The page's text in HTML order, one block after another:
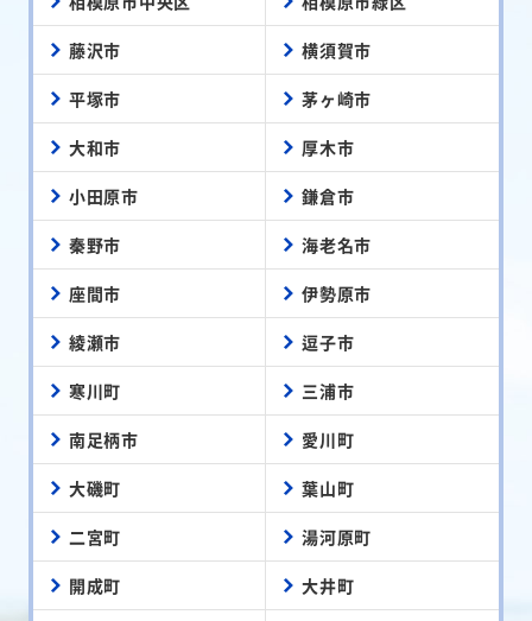
藤沢市 横須賀市
平塚市 茅ヶ崎市
大和市 厚木市
小田原市 鎌倉市
秦野市 海老名市
座間市 伊勢原市
綾瀬市 逗子市
寒川町 三浦市
南足柄市 愛川町
大磯町 葉山町
二宮町 湯河原町
開成町 大井町